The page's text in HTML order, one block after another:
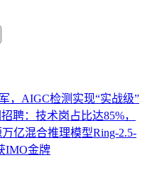
，AIGC检测实现“实战级”
聘：技术岗占比达85%，
亿混合推理模型Ring-2.5-
IMO金牌